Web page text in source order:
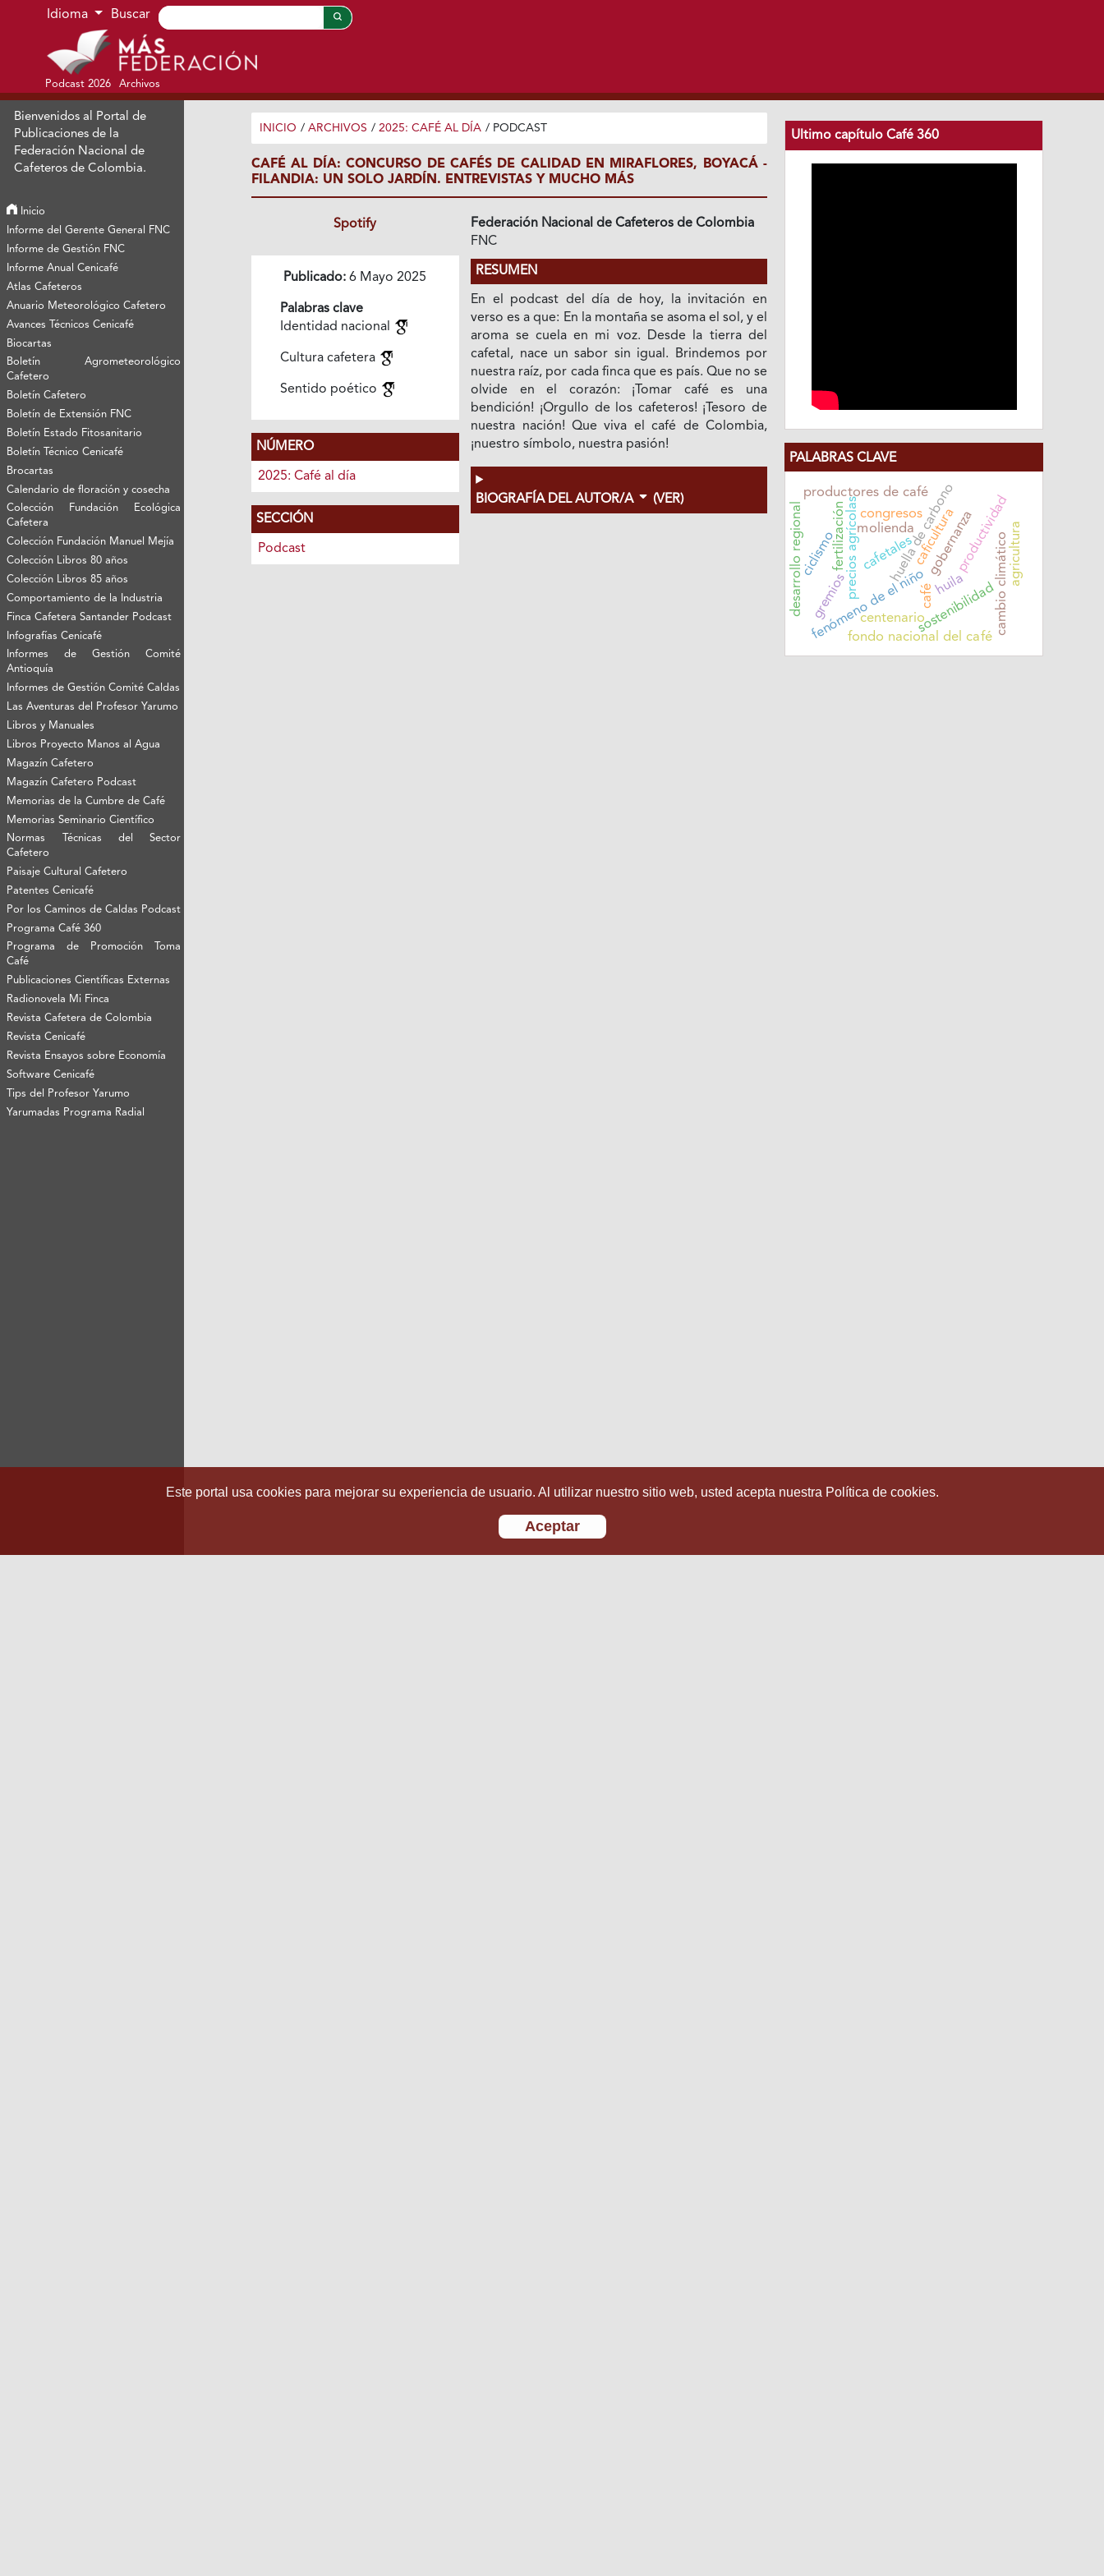
Ir al menú de navegación principal
Ir al contenido principal
Ir al pie de página del sitio
Idioma Buscar
Podcast 2026 Archivos
Bienvenidos al Portal de
Publicaciones de la
Federación Nacional de
Cafeteros de Colombia.
Inicio
Informe del Gerente General FNC
Informe de Gestión FNC
Informe Anual Cenicafé
Atlas Cafeteros
Anuario Meteorológico Cafetero
Avances Técnicos Cenicafé
Biocartas
Boletín Agrometeorológico
Cafetero
Boletín Cafetero
Boletín de Extensión FNC
Boletín Estado Fitosanitario
Boletín Técnico Cenicafé
Brocartas
Calendario de floración y cosecha
Colección Fundación Ecológica
Cafetera
Colección Fundación Manuel Mejía
Colección Libros 80 años
Colección Libros 85 años
Comportamiento de la Industria
Finca Cafetera Santander Podcast
Infografías Cenicafé
Informes de Gestión Comité
Antioquía
Informes de Gestión Comité Caldas
Las Aventuras del Profesor Yarumo
Libros y Manuales
Libros Proyecto Manos al Agua
Magazín Cafetero
Magazín Cafetero Podcast
Memorias de la Cumbre de Café
Memorias Seminario Científico
Normas Técnicas del Sector
Cafetero
Paisaje Cultural Cafetero
Patentes Cenicafé
Por los Caminos de Caldas Podcast
Programa Café 360
Programa de Promoción Toma
Café
Publicaciones Científicas Externas
Radionovela Mi Finca
Revista Cafetera de Colombia
Revista Cenicafé
Revista Ensayos sobre Economía
Software Cenicafé
Tips del Profesor Yarumo
Yarumadas Programa Radial
INICIO / ARCHIVOS / 2025: CAFÉ AL DÍA / PODCAST
CAFÉ AL DÍA: CONCURSO DE CAFÉS DE CALIDAD EN MIRAFLORES, BOYACÁ -
FILANDIA: UN SOLO JARDÍN. ENTREVISTAS Y MUCHO MÁS
Spotify
Publicado: 6 Mayo 2025
Palabras clave
Identidad nacional
Cultura cafetera
Sentido poético
NÚMERO
2025: Café al día
SECCIÓN
Podcast
Federación Nacional de Cafeteros de Colombia
FNC
RESUMEN
En el podcast del día de hoy, la invitación en
verso es a que: En la montaña se asoma el sol, y el
aroma se cuela en mi voz. Desde la tierra del
cafetal, nace un sabor sin igual. Brindemos por
nuestra raíz, por cada finca que es país. Que no se
olvide en el corazón: ¡Tomar café es una
bendición! ¡Orgullo de los cafeteros! ¡Tesoro de
nuestra nación! Que viva el café de Colombia,
¡nuestro símbolo, nuestra pasión!
BIOGRAFÍA DEL AUTOR/A (VER)
Ultimo capítulo Café 360
PALABRAS CLAVE
café
huella de carbono
sostenibilidad
gobernanza
molienda
fenómeno de el niño cambio climático
precios agrícolas
fondo nacional del café
centenario
huila
productividad
cafetales
fertilización caficultura
ciclismo
productores de café
desarrollo regional gremios
congresos
agricultura
Este portal usa cookies para mejorar su experiencia de usuario. Al utilizar nuestro sitio web, usted acepta nuestra Política de cookies.
Aceptar